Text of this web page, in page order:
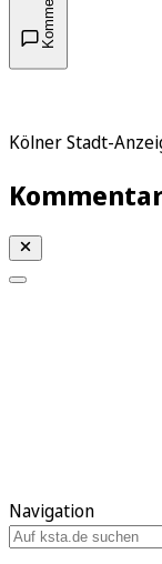
Kölner Stadt-
Navigation